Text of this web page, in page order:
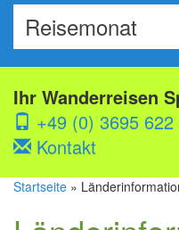
Ihr Wanderreisen
+49 (0) 3695 622
Kontakt
Startseite »